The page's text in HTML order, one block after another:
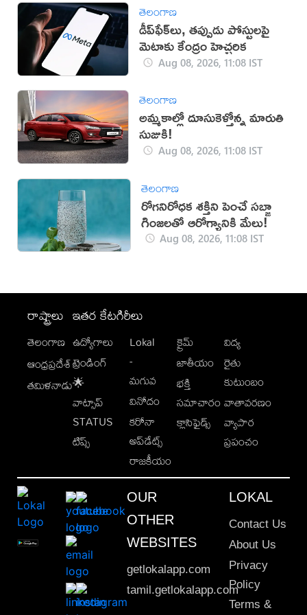
తెలంగాణ
డీప్‌ఫేక్‌లు, తప్పుడు పోస్టులపై
మెటాకు కేంద్రం హెచ్చరిక
Aug 08, 2026, 11:08 IST
తెలంగాణ
అమ్మకాల్లో దూసుకెళ్తోన్న మారుతి
సుజుకి!
Aug 08, 2026, 11:08 IST
తెలంగాణ
రోగనిరోధక శక్తిని పెంచే సబ్జా
గింజలతో ఆరోగ్యానికి మేలు!
Aug 08, 2026, 11:08 IST
రాష్ట్రాలు
తెలంగాణ
ఆంధ్రప్రదేశ్
తమిళనాడు
ఇతర కేటగిరీలు
ఉద్యోగాలు
ట్రెండింగ్
🌟
వాట్సాప్
STATUS
టిప్స్
Lokal
-
మగువ
వినోదం
కరోనా
అప్‌డేట్స్
రాజకీయం
క్రైమ్
జాతీయం
భక్తి
సమాచారం
క్లాసిఫైడ్స్
విద్య
రైతు
కుటుంబం
వాతావరణం
వ్యాపార
ప్రపంచం
OUR
OTHER
WEBSITES
getlokalapp.com
tamil.getlokalapp.com
LOKAL
Contact Us
About Us
Privacy
Policy
Terms &